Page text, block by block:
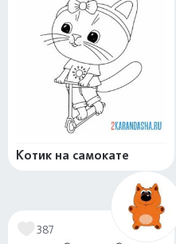
Котик на самокате
387